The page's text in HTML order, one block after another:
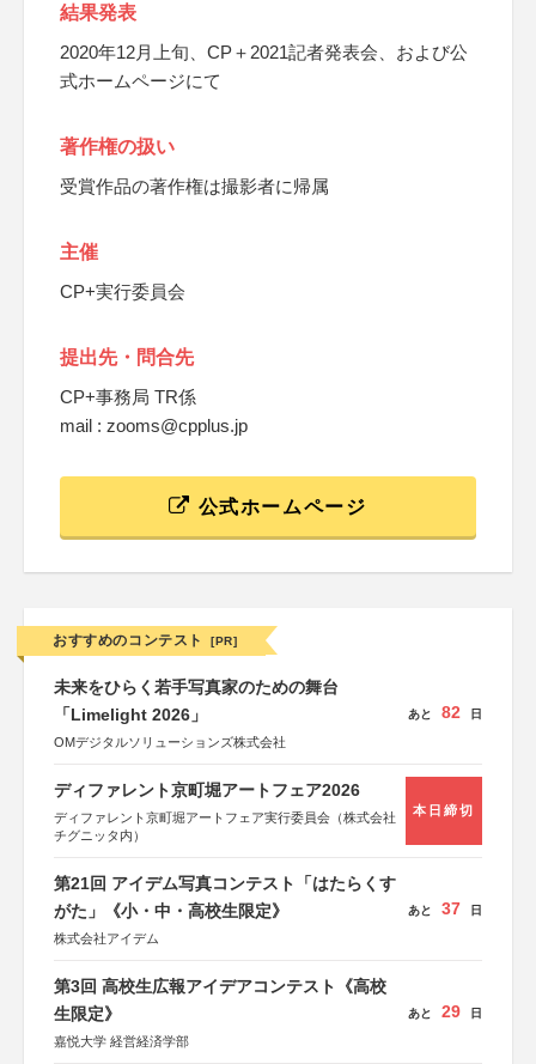
結果発表
2020年12月上旬、CP＋2021記者発表会、および公
式ホームページにて
著作権の扱い
受賞作品の著作権は撮影者に帰属
主催
CP+実行委員会
提出先・問合先
CP+事務局 TR係
mail : zooms@cpplus.jp
公式ホームページ
おすすめのコンテスト [PR]
未来をひらく若手写真家のための舞台
「Limelight 2026」
OMデジタルソリューションズ株式会社
あと 82 日
ディファレント京町堀アートフェア2026
ディファレント京町堀アートフェア実行委員会（株式会社
チグニッタ内）
本日締切
第21回 アイデム写真コンテスト「はたらくす
がた」《小・中・高校生限定》
株式会社アイデム
あと 37 日
第3回 高校生広報アイデアコンテスト《高校
生限定》
嘉悦大学 経営経済学部
あと 29 日